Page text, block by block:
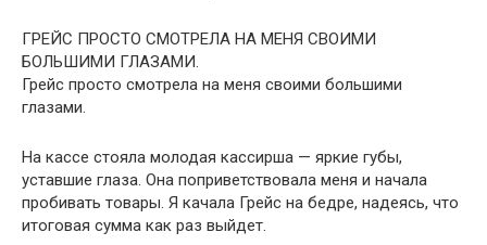
ГРЕЙС ПРОСТО СМОТРЕЛА НА МЕНЯ СВОИМИ
БОЛЬШИМИ ГЛАЗАМИ.
Грейс просто смотрела на меня своими большими
глазами.
На кассе стояла молодая кассирша — яркие губы,
уставшие глаза. Она поприветствовала меня и начала
пробивать товары. Я качала Грейс на бедре, надеясь, что
итоговая сумма как раз выйдет.